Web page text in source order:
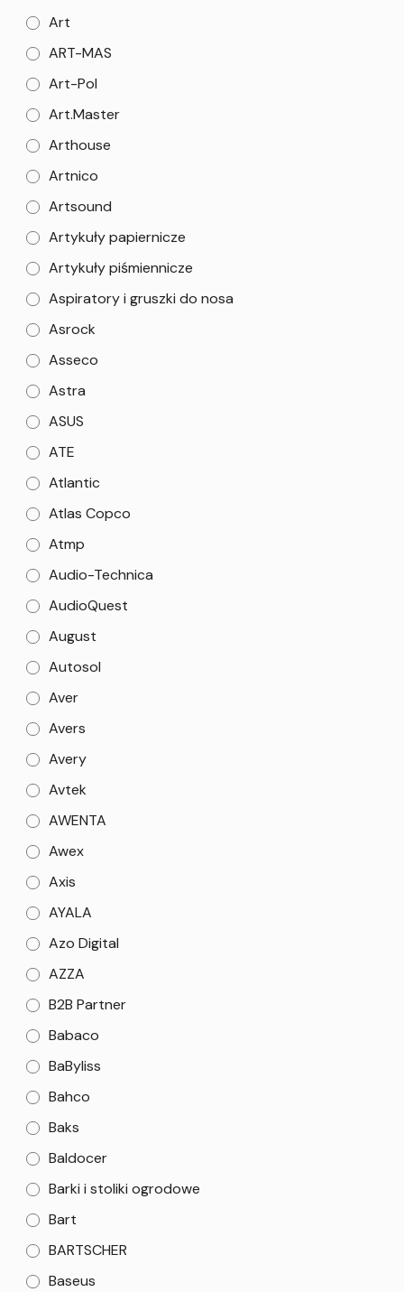
Art
ART-MAS
Art-Pol
Art.Master
Arthouse
Artnico
Artsound
Artykuły papiernicze
Artykuły piśmiennicze
Aspiratory i gruszki do nosa
Asrock
Asseco
Astra
ASUS
ATE
Atlantic
Atlas Copco
Atmp
Audio-Technica
AudioQuest
August
Autosol
Aver
Avers
Avery
Avtek
AWENTA
Awex
Axis
AYALA
Azo Digital
AZZA
B2B Partner
Babaco
BaByliss
Bahco
Baks
Baldocer
Barki i stoliki ogrodowe
Bart
BARTSCHER
Baseus